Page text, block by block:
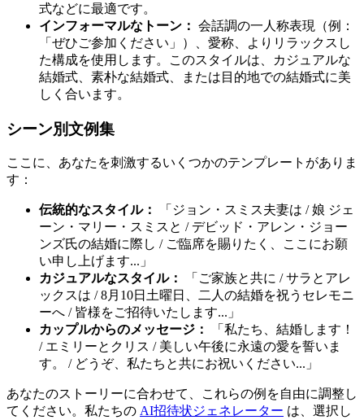
式などに最適です。
インフォーマルなトーン： 会話調の一人称表現（例：
「ぜひご参加ください」）、愛称、よりリラックスし
た構成を使用します。このスタイルは、カジュアルな
結婚式、素朴な結婚式、または目的地での結婚式に美
しく合います。
シーン別文例集
ここに、あなたを刺激するいくつかのテンプレートがありま
す：
伝統的なスタイル：
「ジョン・スミス夫妻は / 娘 ジェ
ーン・マリー・スミスと / デビッド・アレン・ジョー
ンズ氏の結婚に際し / ご臨席を賜りたく、ここにお願
い申し上げます...」
カジュアルなスタイル：
「ご家族と共に / サラとアレ
ックスは / 8月10日土曜日、二人の結婚を祝うセレモニ
ーへ / 皆様をご招待いたします...」
カップルからのメッセージ：
「私たち、結婚します！
/ エミリーとクリス / 美しい午後に永遠の愛を誓いま
す。 / どうぞ、私たちと共にお祝いください...」
あなたのストーリーに合わせて、これらの例を自由に調整し
てください。私たちの AI招待状ジェネレーター は、選択し